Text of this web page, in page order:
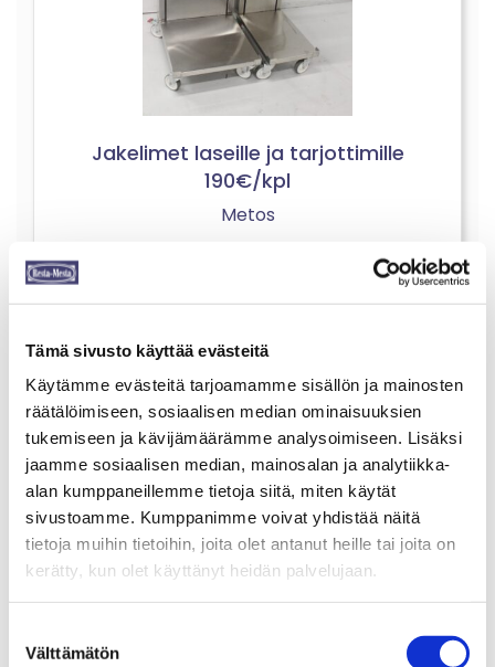
Tämä sivusto käyttää evästeitä
Käytämme evästeitä tarjoamamme sisällön ja mainosten
räätälöimiseen, sosiaalisen median ominaisuuksien
tukemiseen ja kävijämäärämme analysoimiseen. Lisäksi
jaamme sosiaalisen median, mainosalan ja analytiikka-
alan kumppaneillemme tietoja siitä, miten käytät
sivustoamme. Kumppanimme voivat yhdistää näitä
tietoja muihin tietoihin, joita olet antanut heille tai joita on
kerätty, kun olet käyttänyt heidän palvelujaan.
valinta
Välttämätön
Jakelimet laseille ja tarjottimille
190€/kpl
Metos
Purkauspöytä 1100mm (koneen